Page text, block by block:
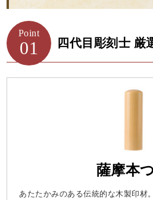
Point
01 四代目彫刻士 厳
薩摩本
あたたかみのある伝統的な木製印材